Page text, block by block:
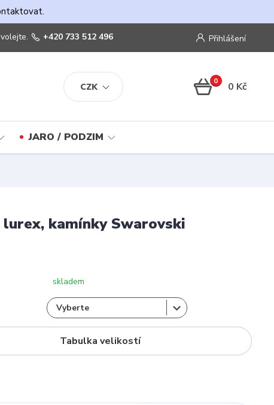
CZK
Přihlášení
+420 733 512 496
0 0 Kč
JARO / PODZIM
kamínky Swarovski
skladem
Tabulka velikostí